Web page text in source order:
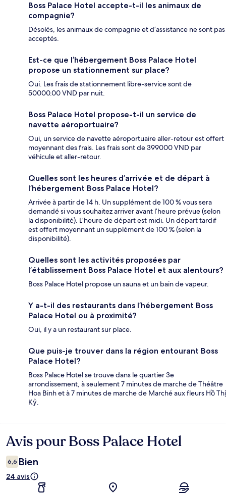
Boss Palace Hotel accepte-t-il les animaux de
compagnie?
Désolés, les animaux de compagnie et d’assistance ne sont pas
acceptés.
Est-ce que l’hébergement Boss Palace Hotel
propose un stationnement sur place?
Oui. Les frais de stationnement libre-service sont de
50000.00 VND par nuit.
Boss Palace Hotel propose-t-il un service de
navette aéroportuaire?
Oui, un service de navette aéroportuaire aller-retour est offert
moyennant des frais. Les frais sont de 399000 VND par
véhicule et aller-retour.
Quelles sont les heures d’arrivée et de départ à
l’hébergement Boss Palace Hotel?
Arrivée à partir de 14 h. Un supplément de 100 % vous sera
demandé si vous souhaitez arriver avant l’heure prévue (selon
la disponibilité). L’heure de départ est midi. Un départ tardif
est offert moyennant un supplément de 100 % (selon la
disponibilité).
Quelles sont les activités proposées par
l’établissement Boss Palace Hotel et aux alentours?
Boss Palace Hotel propose un sauna et un bain de vapeur.
Y a-t-il des restaurants dans l’hébergement Boss
Palace Hotel ou à proximité?
Oui, il y a un restaurant sur place.
Que puis-je trouver dans la région entourant Boss
Palace Hotel?
Boss Palace Hotel se trouve dans le quartier 3e
arrondissement, à seulement 7 minutes de marche de Théâtre
Hoa Binh et à 7 minutes de marche de Marché aux fleurs Hồ Thị
Kỷ.
Avis
Avis pour Boss Palace Hotel
6,6 Bien
24 avis